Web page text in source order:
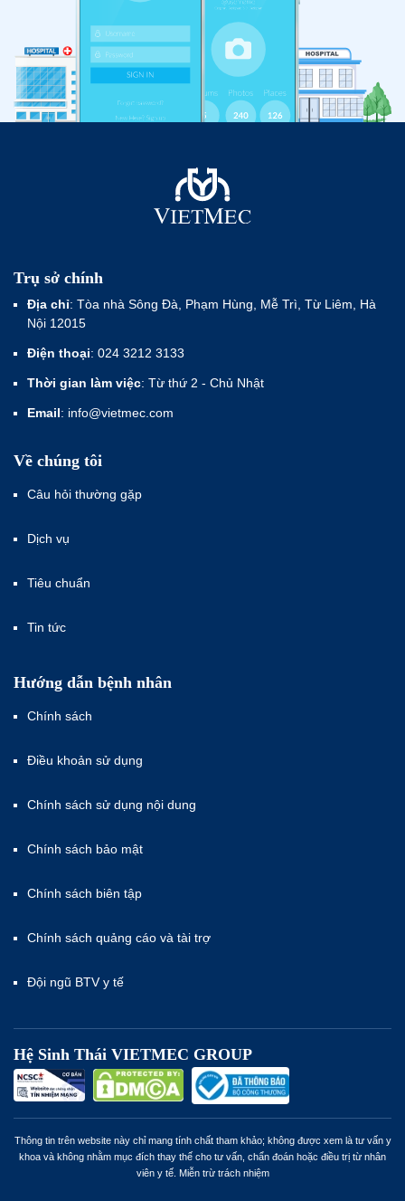
Trụ sở chính
Địa chỉ: Tòa nhà Sông Đà, Phạm Hùng, Mễ Trì, Từ Liêm, Hà
Nội 12015
Điện thoại: 024 3212 3133
Thời gian làm việc: Từ thứ 2 - Chủ Nhật
Email: info@vietmec.com
Về chúng tôi
Câu hỏi thường gặp
Dịch vụ
Tiêu chuẩn
Tin tức
Hướng dẫn bệnh nhân
Chính sách
Điều khoản sử dụng
Chính sách sử dụng nội dung
Chính sách bảo mật
Chính sách biên tập
Chính sách quảng cáo và tài trợ
Đội ngũ BTV y tế
Hệ Sinh Thái VIETMEC GROUP
Thông tin trên website này chỉ mang tính chất tham khảo; không được xem là tư vấn y
khoa và không nhằm mục đích thay thế cho tư vấn, chẩn đoán hoặc điều trị từ nhân
viên y tế. Miễn trừ trách nhiệm